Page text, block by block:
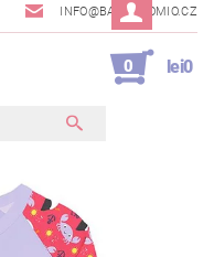
INFO@BAMBINOMIO.CZ
0 lei0